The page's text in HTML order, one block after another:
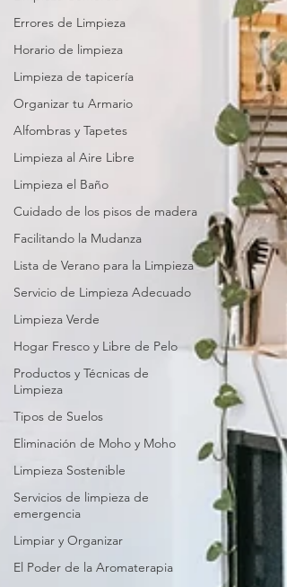
Errores de Limpieza
Horario de limpieza
Limpieza de tapicería
Organizar tu Armario
Alfombras y Tapetes
Limpieza al Aire Libre
Limpieza el Baño
Cuidado de los pisos de madera
Facilitando la Mudanza
Lista de Verano para la Limpieza
Servicio de Limpieza Adecuado
Limpieza Verde
Hogar Fresco y Libre de Pelo
Productos y Técnicas de
Limpieza
Tipos de Suelos
Eliminación de Moho y Moho
Limpieza Sostenible
Servicios de limpieza de
emergencia
Limpiar y Organizar
El Poder de la Aromaterapia